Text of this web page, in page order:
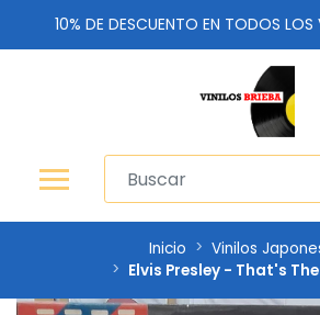
10% DE DESCUENTO EN TODOS LOS
Inicio
Vinilos
Elvis Presley - That's